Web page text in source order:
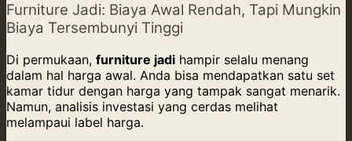
Furniture Jadi: Biaya Awal Rendah, Tapi Mungkin
Biaya Tersembunyi Tinggi
Di permukaan, furniture jadi hampir selalu menang
dalam hal harga awal. Anda bisa mendapatkan satu set
kamar tidur dengan harga yang tampak sangat menarik.
Namun, analisis investasi yang cerdas melihat
melampaui label harga.